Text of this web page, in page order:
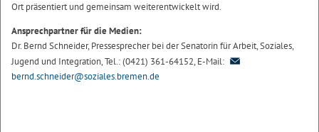
Ort präsentiert und gemeinsam weiterentwickelt wird.
Ansprechpartner für die Medien:
Dr. Bernd Schneider, Pressesprecher bei der Senatorin für Arbeit, Soziales,
Jugend und Integration, Tel.: (0421) 361-64152, E-Mail:
bernd.schneider@soziales.bremen.de